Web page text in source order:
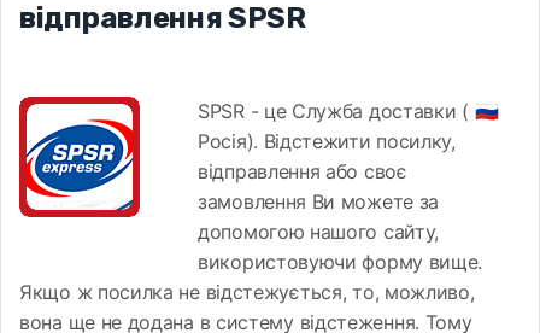
відправлення SPSR
SPSR - це Служба доставки ( 🇷🇺
Росія). Відстежити посилку,
відправлення або своє
замовлення Ви можете за
допомогою нашого сайту,
використовуючи форму вище.
Якщо ж посилка не відстежується, то, можливо,
вона ще не додана в систему відстеження. Тому